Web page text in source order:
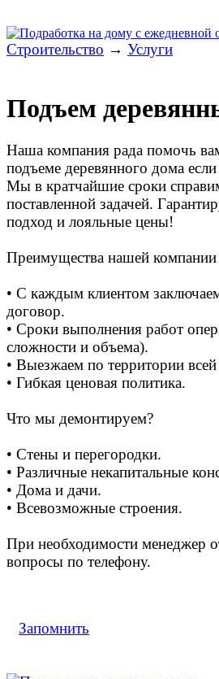
Строительство → Услуги
Подъем
Наша компания рада помочь
подъеме деревянного дома
Мы в кратчайшие сроки
поставленной задачей.
подход и лояльные цены!
Преимущества нашей компании
• С каждым клиентом
договор.
• Сроки выполнения работ
сложности и объема).
• Выезжаем по территории
• Гибкая ценовая политика.
Что мы демонтируем?
• Стены и перегородки.
• Различные некапитальные
• Дома и дачи.
• Всевозможные строения.
При необходимости менеджер
вопросы по телефону.
Запомнить